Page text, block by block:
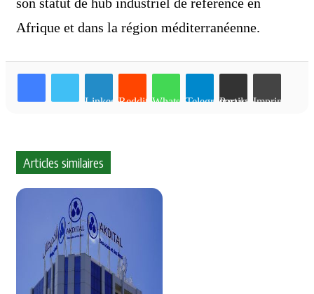
Afrique et dans la région méditerranéenne.
LinkedinReddit WhatsAppTelegramPartager par email Imprimer
Articles similaires